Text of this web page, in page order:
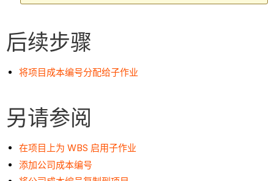
后续步骤
将项目成本编号分配给子作业
另请参阅
在项目上为 WBS 启用子作业
添加公司成本编号